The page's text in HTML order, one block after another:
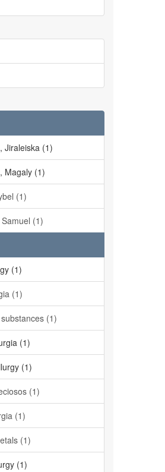
Jiraleiska (1)
Magaly (1)
(1)
(1)
(1)
(1)
(1)
(1)
(1)
(1)
(1)
(1)
(1)